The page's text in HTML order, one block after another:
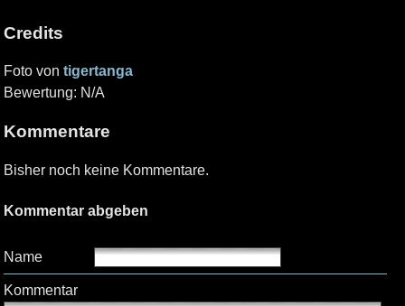
Credits
Foto von tigertanga
Bewertung: N/A
Kommentare
Bisher noch keine Kommentare.
Kommentar abgeben
Name
Kommentar